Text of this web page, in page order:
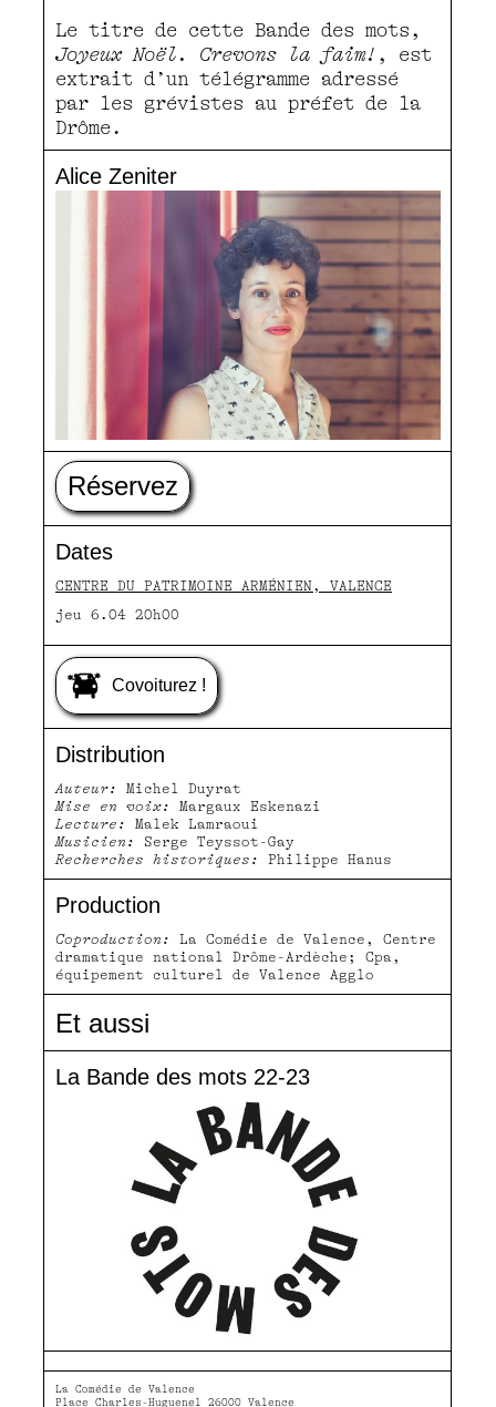
Le titre de cette Bande des mots,
Joyeux Noël. Crevons la faim! , est
extrait d’un télégramme adressé
par les grévistes au préfet de la
Drôme.
Alice Zeniter
Distribution
Auteur:
Michel Duyrat
Mise en voix: Margaux Eskenazi
Lecture: Malek Lamraoui
Musicien:
Serge Teyssot-Gay
Recherches historiques:
Philippe Hanus
Production
Coproduction:
La Comédie de Valence, Centre
dramatique national Drôme-Ardèche; Cpa,
équipement culturel de Valence Agglo
Et aussi
La Bande des mots 22-23
Réservez
Dates
CENTRE DU PATRIMOINE ARMÉNIEN, VALENCE
jeu 6.04 20h00
Covoiturez !
La Comédie de Valence
Place Charles-Huguenel 26000 Valence